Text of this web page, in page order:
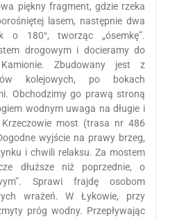
piękny fragment, gdzie rzeka
lasem, następnie dwa
o 180°, tworząc „ósemkę”.
drogowym i docieramy do
Zbudowany jest z
kolejowych, po bokach
Obchodzimy go prawą stroną
wodnym uwaga na długie i
most (trasa nr 486
wyjście na prawy brzeg,
i chwili relaksu. Za mostem
dłuższe niż poprzednie, o
Sprawi frajdę osobom
wrażeń. W Łykowie, przy
próg wodny. Przepływając